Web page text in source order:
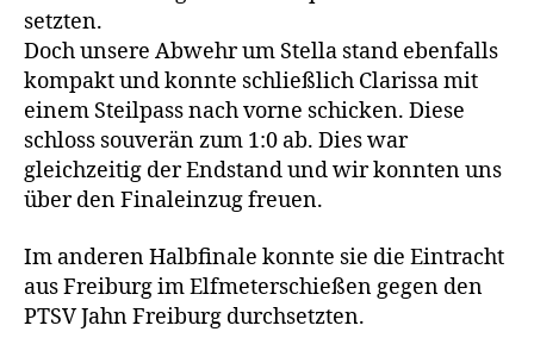
setzten.
Doch unsere Abwehr um Stella stand ebenfalls
kompakt und konnte schließlich Clarissa mit
einem Steilpass nach vorne schicken. Diese
schloss souverän zum 1:0 ab. Dies war
gleichzeitig der Endstand und wir konnten uns
über den Finaleinzug freuen.
Im anderen Halbfinale konnte sie die Eintracht
aus Freiburg im Elfmeterschießen gegen den
PTSV Jahn Freiburg durchsetzten.